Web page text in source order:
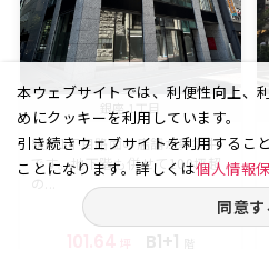
銀座 1丁目
銀座1丁目路面の店舗が募集中
です。地下階も併せて100坪超
の...
B1+1 階
本ウェブサイトでは、利便性向上、
めにクッキーを利用しています。
引き続きウェブサイトを利用するこ
ことになります。詳しくは個人情報
同意す